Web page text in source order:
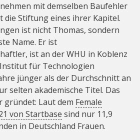
mit demselben Baufehler
die Stiftung eines ihrer Kapitel.
ist nicht Thomas, sondern
Name. Er ist
ist an der WHU in Koblenz
für Technologien
jünger als der Durchschnitt an
selten akademische Titel. Das
gründet: Laut dem Female
von Startbase sind nur 11,9
in Deutschland Frauen.